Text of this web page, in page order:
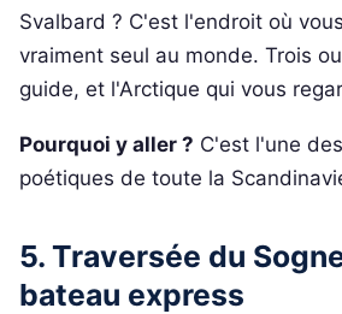
Svalbard ? C'est l'endroit où
vraiment seul au monde. Trois
guide, et l'Arctique qui vous
Pourquoi y aller ? C'est l'une
poétiques de toute la
5. Traversée du
bateau express